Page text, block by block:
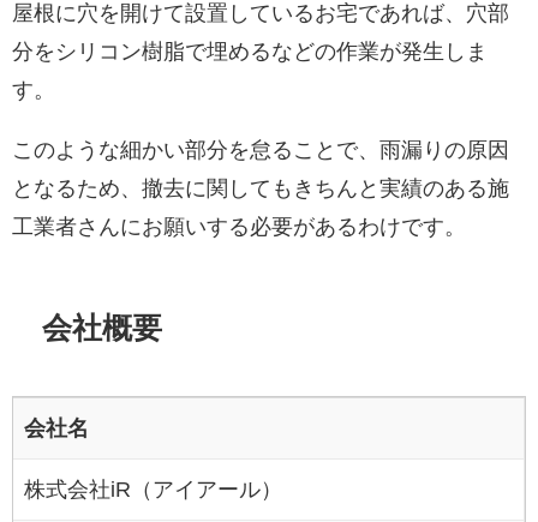
屋根に穴を開けて設置しているお宅であれば、穴部
分をシリコン樹脂で埋めるなどの作業が発生しま
す。
このような細かい部分を怠ることで、雨漏りの原因
となるため、撤去に関してもきちんと実績のある施
工業者さんにお願いする必要があるわけです。
会社概要
会社名
株式会社iR（アイアール）